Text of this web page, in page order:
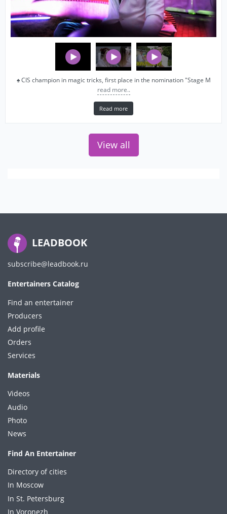
♠ CIS champion in magic tricks, first place in the nomination "Stage M
read more..
Read more
View all
LEADBOOK
subscribe@leadbook.ru
Entertainers Catalog
Find an entertainer
Producers
Add profile
Orders
Services
Materials
Videos
Audio
Photo
News
Find An Entertainer
Directory of cities
In Moscow
In St. Petersburg
In Voronezh